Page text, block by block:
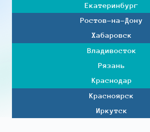
Екатеринбург
Ростов-на-Дону
Хабаровск
Владивосток
Рязань
Краснодар
Красноярск
Иркутск